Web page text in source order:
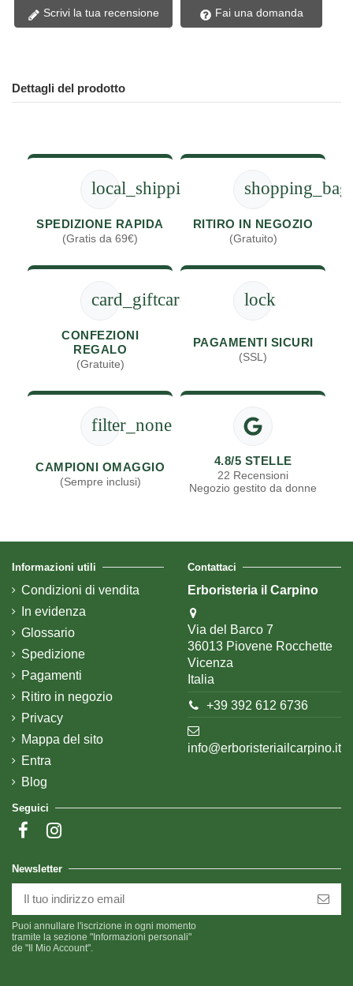
Scrivi la tua recensione Fai una domanda
Dettagli del prodotto
local_shipping
SPEDIZIONE RAPIDA
(Gratis da 69€)
shopping_bag
RITIRO IN NEGOZIO
(Gratuito)
card_giftcard
CONFEZIONI
REGALO
(Gratuite)
lock
PAGAMENTI SICURI
(SSL)
filter_none
CAMPIONI OMAGGIO
(Sempre inclusi)
4.8/5 STELLE
22 Recensioni
Negozio gestito da donne
Informazioni utili
Condizioni di vendita
In evidenza
Glossario
Spedizione
Pagamenti
Ritiro in negozio
Privacy
Mappa del sito
Entra
Blog
Contattaci
Erboristeria il Carpino
Via del Barco 7
36013 Piovene Rocchette
Vicenza
Italia
+39 392 612 6736
info@erboristeriailcarpino.it
Seguici
Newsletter
Puoi annullare l'iscrizione in ogni momento
tramite la sezione "Informazioni personali"
de "Il Mio Account".